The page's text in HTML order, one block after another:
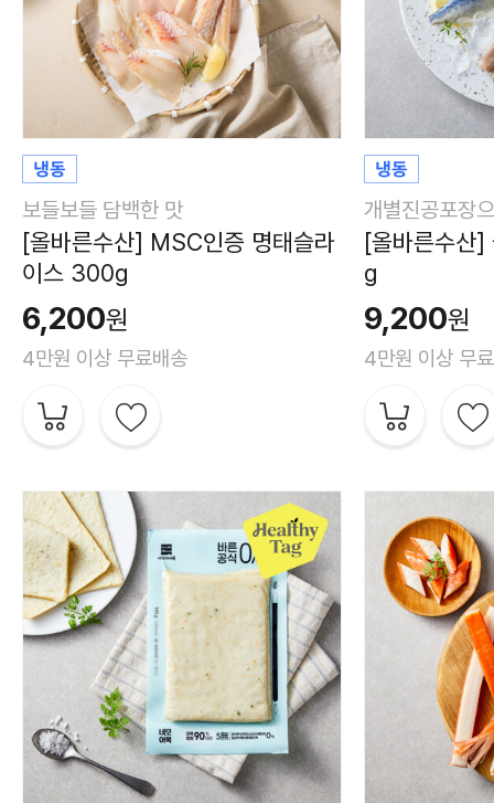
보들보들 담백한 맛
[올바른수산] MSC인증 명태슬라
이스 300g
6,200원
4만원 이상 무료배송
개별진공포장
[올바른수산
g
9,200원
4만원 이상 무